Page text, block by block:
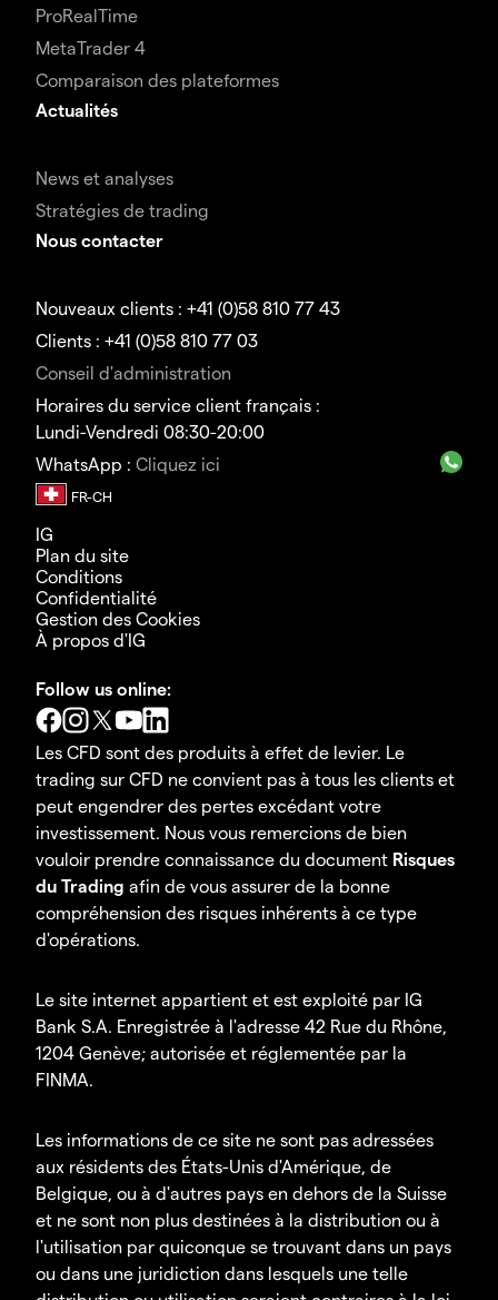
ProRealTime
MetaTrader 4
Comparaison des plateformes
Actualités
News et analyses
Stratégies de trading
Nous contacter
Nouveaux clients : +41 (0)58 810 77 43
Clients : +41 (0)58 810 77 03
Conseil d'administration
Horaires du service client français :
Lundi-Vendredi 08:30-20:00
WhatsApp : Cliquez ici
IG
Plan du site
Conditions
Confidentialité
Gestion des Cookies
À propos d'IG
Follow us online:
Les CFD sont des produits à effet de levier. Le
trading sur CFD ne convient pas à tous les clients et
peut engendrer des pertes excédant votre
investissement. Nous vous remercions de bien
vouloir prendre connaissance du document Risques
du Trading afin de vous assurer de la bonne
compréhension des risques inhérents à ce type
d'opérations.
Le site internet appartient et est exploité par IG
Bank S.A. Enregistrée à l'adresse 42 Rue du Rhône,
1204 Genève; autorisée et réglementée par la
FINMA.
Les informations de ce site ne sont pas adressées
aux résidents des États-Unis d'Amérique, de
Belgique, ou à d'autres pays en dehors de la Suisse
et ne sont non plus destinées à la distribution ou à
l'utilisation par quiconque se trouvant dans un pays
ou dans une juridiction dans lesquels une telle